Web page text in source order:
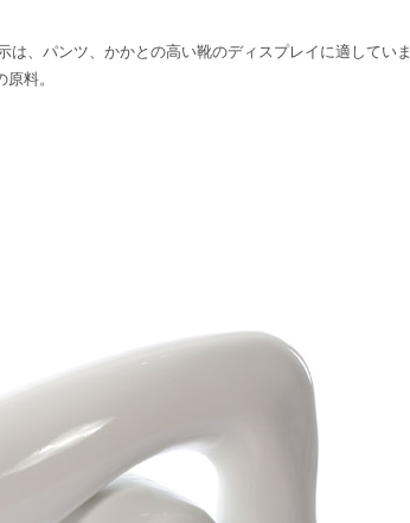
、パンツ、かかとの高い靴のディスプレイに適していま
料。